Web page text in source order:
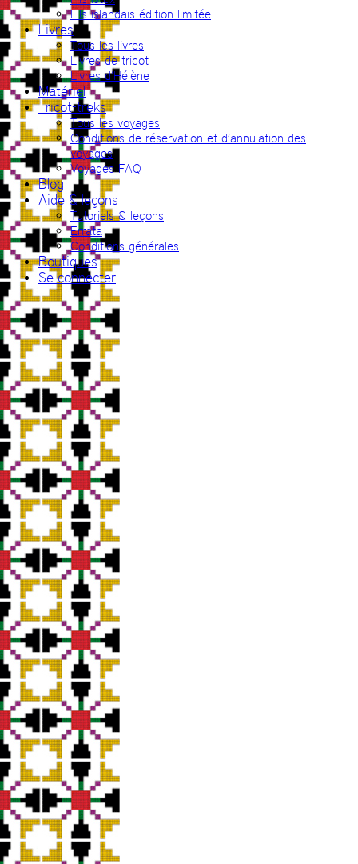
Fils islandais édition limitée
Livres
Tous les livres
Livres de tricot
Livres d’Hélène
Matériel
Tricot-treks
Tous les voyages
Conditions de réservation et d’annulation des
voyages
Voyages FAQ
Blog
Aide & leçons
Tutoriels & leçons
Errata
Conditions générales
Boutiques
Se connecter